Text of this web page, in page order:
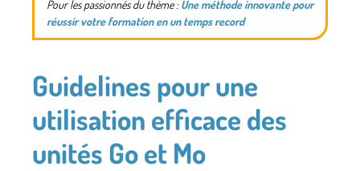
Pour les passionnés du thème :Une méthode innovante pour
réussir votre formation en un temps record
Guidelines pour une
utilisation efficace des
unités Go et Mo